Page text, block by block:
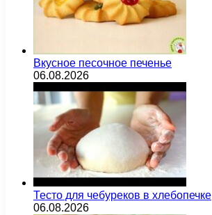
Вкусное песочное печенье
06.08.2026
Тесто для чебуреков в хлебопечке
06.08.2026